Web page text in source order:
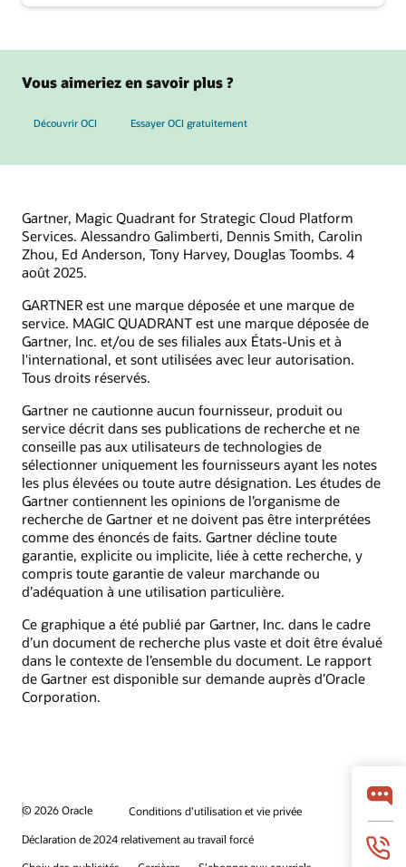
Vous aimeriez en savoir plus ?
Découvrir OCI Essayer OCI gratuitement
Gartner, Magic Quadrant for Strategic Cloud Platform
Services. Alessandro Galimberti, Dennis Smith, Carolin
Zhou, Ed Anderson, Tony Harvey, Douglas Toombs. 4
août 2025.
GARTNER est une marque déposée et une marque de
service. MAGIC QUADRANT est une marque déposée de
Gartner, Inc. et/ou de ses filiales aux États-Unis et à
l'international, et sont utilisées avec leur autorisation.
Tous droits réservés.
Gartner ne cautionne aucun fournisseur, produit ou
service décrit dans ses publications de recherche et ne
conseille pas aux utilisateurs de technologies de
sélectionner uniquement les fournisseurs ayant les notes
les plus élevées ou toute autre désignation. Les études de
Gartner contiennent les opinions de l’organisme de
recherche de Gartner et ne doivent pas être interprétées
comme des énoncés de faits. Gartner décline toute
garantie, explicite ou implicite, liée à cette recherche, y
compris toute garantie de valeur marchande ou
d’adéquation à une utilisation particulière.
Ce graphique a été publié par Gartner, Inc. dans le cadre
d’un document de recherche plus vaste et doit être évalué
dans le contexte de l’ensemble du document. Le rapport
de Gartner est disponible sur demande auprès d’Oracle
Corporation.
© 2026 Oracle
Conditions d’utilisation et vie privée
Déclaration de 2024 relativement au travail forcé